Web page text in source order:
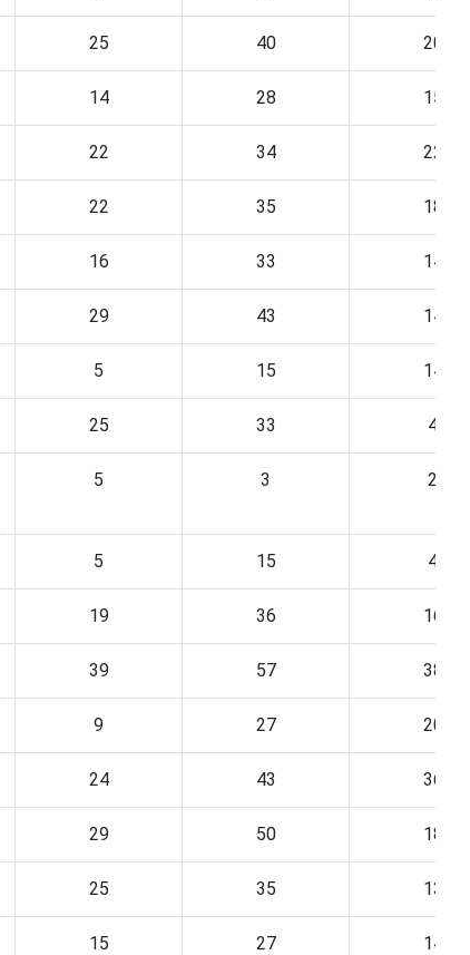
25 40 20
14 28 15
22 34 22
22 35 18
16 33 14
29 43 14
5 15 14
25 33 4
5 3 2
5 15 4
19 36 16
39 57 38
9 27 20
24 43 36
29 50 18
25 35 13
15 27 14